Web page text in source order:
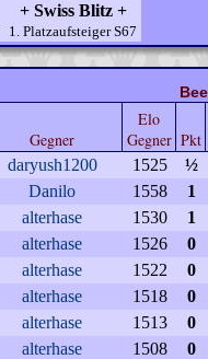
+ Swiss Blitz +
1. Platzaufsteiger S67
Gegner
Elo
Gegner Pkt
daryush1200 1525
½
Danilo 1558
1
alterhase 1530
1
alterhase 1526
0
alterhase 1522
0
alterhase 1518
0
alterhase 1513
0
alterhase 1508
0